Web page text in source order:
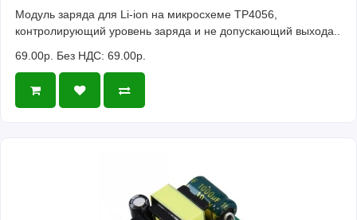
Модуль заряда для Li-ion на микросхеме TP4056,
контролирующий уровень заряда и не допускающий выхода..
69.00р. Без НДС: 69.00р.